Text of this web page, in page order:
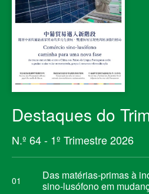
Destaques do
N.º 64 - 1º Trimestre 2026
01
Das matérias-primas à
sino-lusófono em